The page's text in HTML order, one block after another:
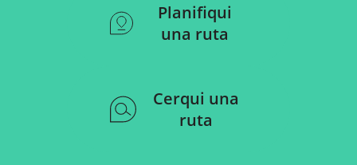
Planifiqui
una ruta
Cerqui una
ruta